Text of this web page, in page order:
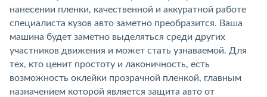
нанесении пленки, качественной и аккуратной работе
специалиста кузов авто заметно преобразится. Ваша
машина будет заметно выделяться среди других
участников движения и может стать узнаваемой. Для
тех, кто ценит простоту и лаконичность, есть
возможность оклейки прозрачной пленкой, главным
назначением которой является защита авто от